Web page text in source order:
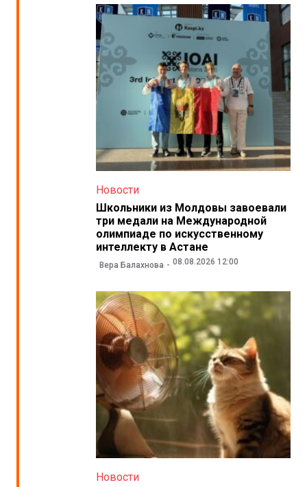
Новости
Школьники из Молдовы завоевали
три медали на Международной
олимпиаде по искусственному
интеллекту в Астане
Вера Балахнова 08.08.2026 12:00
Новости